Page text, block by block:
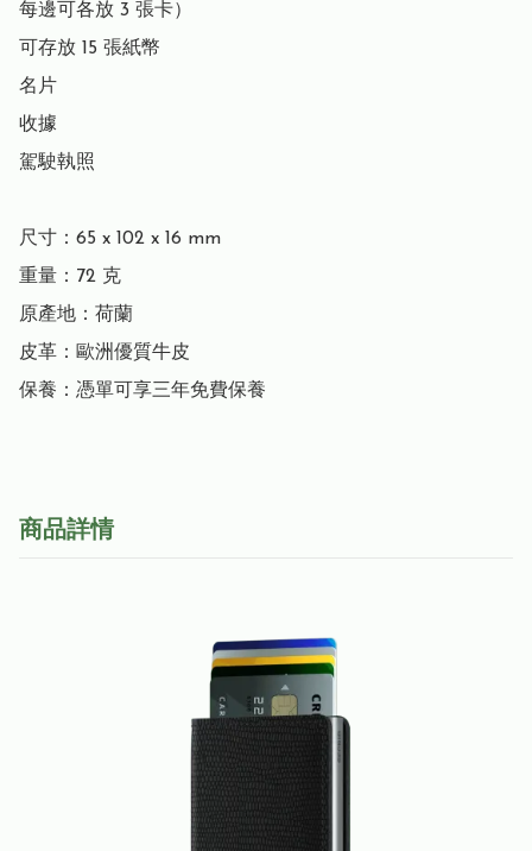
每邊可各放 3 張卡）
可存放 15 張紙幣
名片
收據
駕駛執照
尺寸：65 x 102 x 16 mm
重量：72 克
原產地：荷蘭
皮革：歐洲優質牛皮
保養：憑單可享三年免費保養
商品詳情